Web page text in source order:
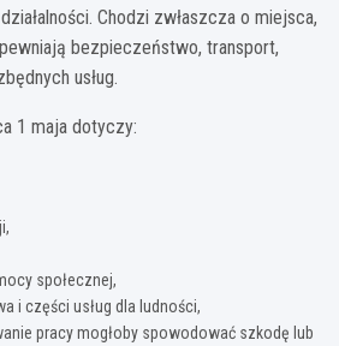
Chodzi zwłaszcza o miejsca,
bezpieczeństwo, transport,
usług.
1 maja dotyczy:
społecznej,
i części usług dla ludności,
pracy mogłoby spowodować szkodę lub